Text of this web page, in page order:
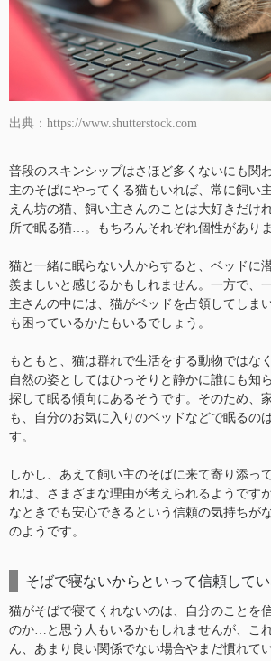
出典：https://www.shutterstock.com
普段のスキンシップはさほど多くないにも関
主のそばにやってくる猫もいれば、常に飼い
えん坊の猫、飼い主さんのことは大好きだけ
所で眠る猫…。もちろんそれぞれ個性がありま
猫と一緒に眠らない人からすると、ベッドに
羨ましいと感じるかもしれません。一方で、
主さんの中には、猫がベッドを占領してしま
も困っているかたもいるでしょう。
もともと、猫は群れで生活をする動物ではな
自然の姿としてはひっそりと静かに誰にも知
探して眠る傾向にあるそうです。そのため、
も、自分のお気に入りのベッドなどで眠るの
す。
しかし、あえて飼い主のそばに来て寄り添っ
れは、さまざまな理由が考えられるようです
なときでも安心できるという信頼の気持ちが
のようです。
そばで寝ないからといって信頼して
猫がそばで寝てくれないのは、自分のことを
のか…と思う人もいるかもしれませんが、こ
ん、あまり良い関係でない場合やまだ慣れて